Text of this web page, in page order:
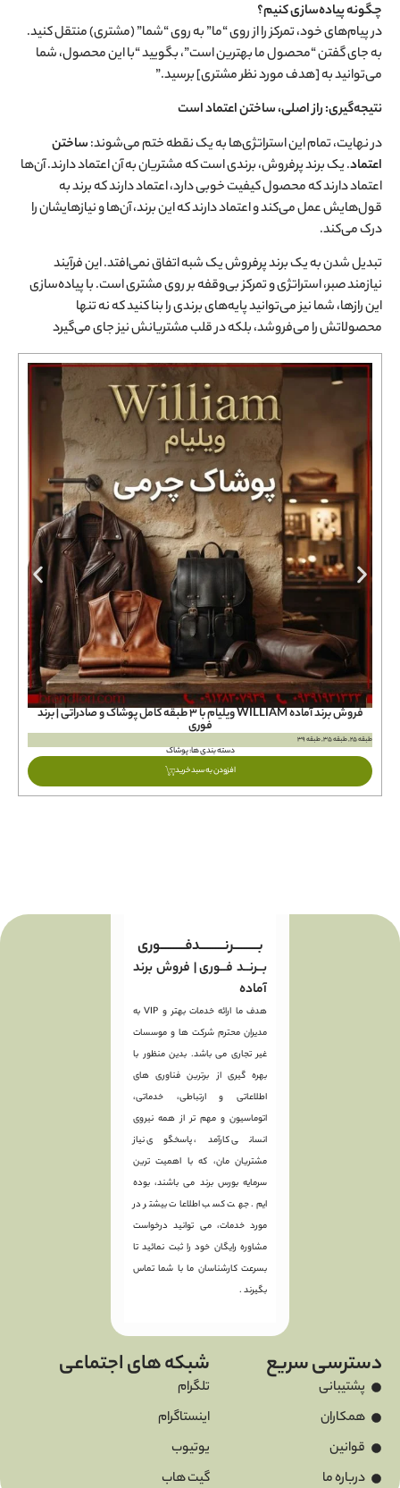
چگونه پیاده‌سازی کنیم؟
در پیام‌های خود، تمرکز را از روی “ما” به روی “شما” (مشتری) منتقل کنید.
به جای گفتن “محصول ما بهترین است”، بگویید “با این محصول، شما
می‌توانید به [هدف مورد نظر مشتری] برسید.”
نتیجه‌گیری: راز اصلی، ساختن اعتماد است
در نهایت، تمام این استراتژی‌ها به یک نقطه ختم می‌شوند:ساختن
اعتماد. یک برند پرفروش، برندی است که مشتریان به آن اعتماد دارند. آن‌ها
اعتماد دارند که محصول کیفیت خوبی دارد، اعتماد دارند که برند به
قول‌هایش عمل می‌کند و اعتماد دارند که این برند، آن‌ها و نیازهایشان را
درک می‌کند.
تبدیل شدن به یک برند پرفروش یک شبه اتفاق نمی‌افتد. این فرآیند
نیازمند صبر، استراتژی و تمرکز بی‌وقفه بر روی مشتری است. با پیاده‌سازی
این رازها، شما نیز می‌توانید پایه‌های برندی را بنا کنید که نه تنها
محصولاتش را می‌فروشد، بلکه در قلب مشتریانش نیز جای می‌گیرد
فروش برند آماده WILLIAM ویلیام با ۳ طبقه کامل پوشاک و صادراتی | برند
فوری
طبقه 25, طبقه 35, طبقه 39
دسته بندی ها:پوشاک
افزودن به سبد خرید
بـــــــــرنـــــــــدفـــــــــوری
بــرنــد فــوری | فروش برند
آماده
هدف ما ارائه خدمات بهتر و VIP به
مدیران محترم شرکت ها و موسسات
غیر تجاری می باشد. بدین منظور با
بهره گیری از برترین فناوری های
اطلاعاتی و ارتباطی، خدماتی،
اتوماسیون و مهم تر از همه نیروی
انسانی کارآمد، پاسخگوی نیاز
مشتریان مان، که با اهمیت ترین
سرمایه بورس برند می باشند، بوده
ایم. جهت کسب اطلاعات بیشتر در
مورد خدمات، می توانید درخواست
مشاوره رایگان خود را ثبت نمائید تا
بسرعت کارشناسان ما با شما تماس
بگیرند .
دسترسی سریع
پشتیبانی
همکاران
قوانین
درباره ما
شبکه های اجتماعی
تلگرام
اینستاگرام
یوتیوب
گیت هاب